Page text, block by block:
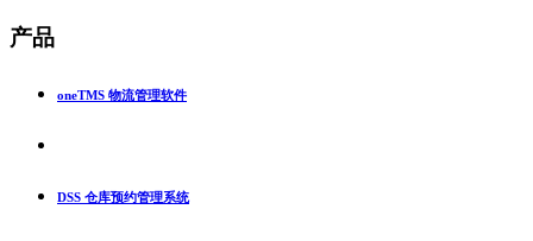
产品
oneTMS 物流管理软件
DSS 仓库预约管理系统